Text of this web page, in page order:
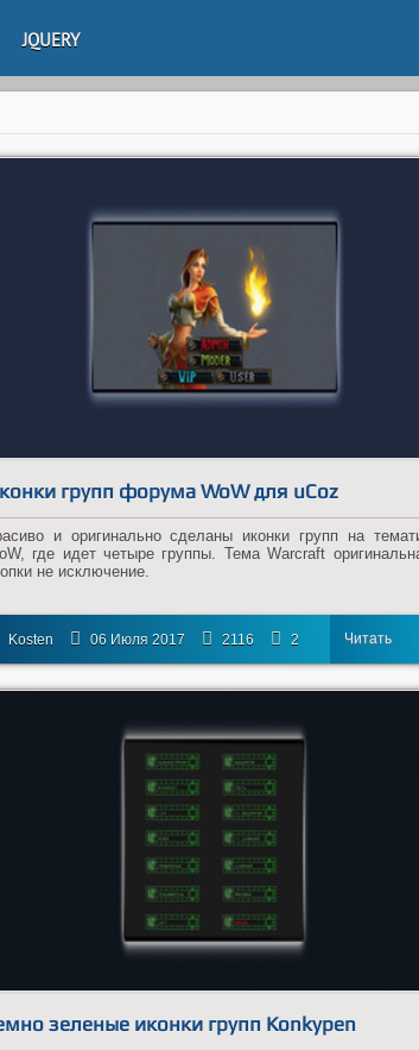
JQUERY
групп форума WoW для uCoz
и оригинально сделаны иконки групп на
где идет четыре группы. Тема Warcraft
не исключение.
Kosten 06 Июля 2017 2116 2 Читать
далее
зеленые иконки групп Konkypen